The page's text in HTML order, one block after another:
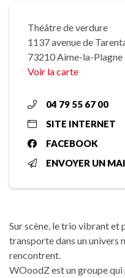
Théâtre de verdure
1137 avenue de
73210 Aime-la-Plagne
Voir la carte
04 79 55 67 00
SITE INTERNET
FACEBOOK
ENVOYER UN
Sur scène, le trio vibrant et
transporte dans un univers
rencontrent.
WOoodZ est un groupe qui